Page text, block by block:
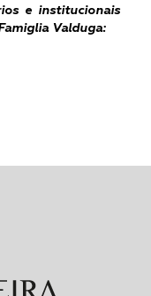
e institucionais
Valduga: